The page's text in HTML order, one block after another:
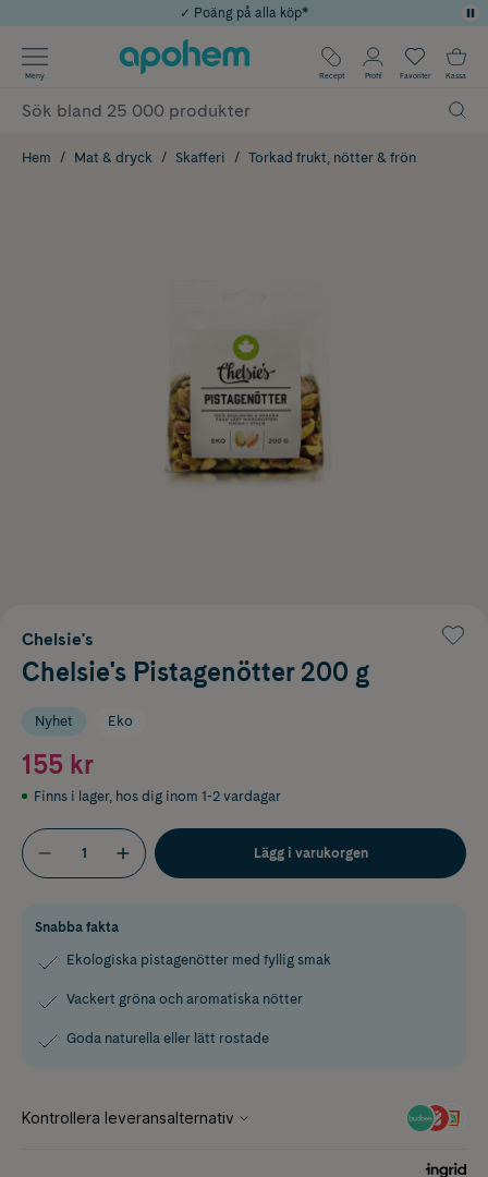
Årets Butik 2025 inom Skönhet
Använd kod: SOMMAR20 för 20% över 649kr
✓ Rådgivning från farmaceuter & hudterapeuter
✓ Poäng på alla köp*
Meny Recept Profil Favoriter Kassa
Hem Mat & dryck Skafferi Torkad frukt, nötter & frön
Chelsie's
Chelsie's Pistagenötter 200 g
Nyhet Eko
155 kr
Finns i lager, hos dig inom 1-2 vardagar
Lägg i varukorgen
Snabba fakta
Ekologiska pistagenötter med fyllig smak
Vackert gröna och aromatiska nötter
Goda naturella eller lätt rostade